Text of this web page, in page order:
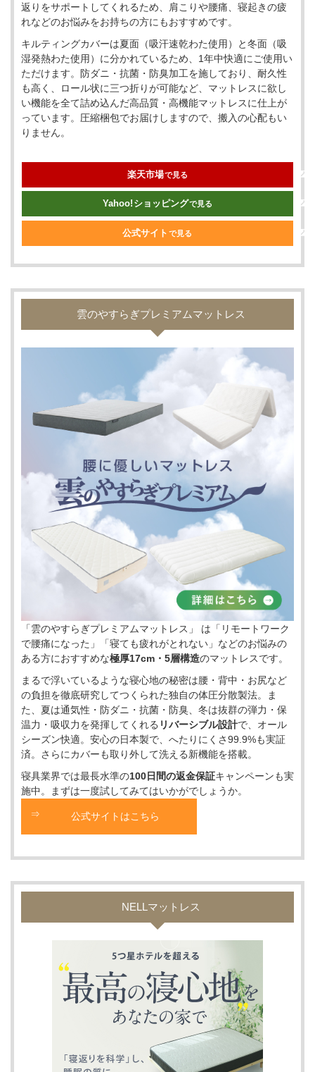
返りをサポートしてくれるため、肩こりや腰痛、寝起きの疲
れなどのお悩みをお持ちの方にもおすすめです。
キルティングカバーは夏面（吸汗速乾わた使用）と冬面（吸
湿発熱わた使用）に分かれているため、1年中快適にご使用い
ただけます。防ダニ・抗菌・防臭加工を施しており、耐久性
も高く、ロール状に三つ折りが可能など、マットレスに欲し
い機能を全て詰め込んだ高品質・高機能マットレスに仕上が
っています。圧縮梱包でお届けしますので、搬入の心配もい
りません。
楽天市場で見る
Yahoo! ショッピングで見る
公式サイト で見る
雲のやすらぎプレミアムマットレス
「雲のやすらぎプレミアムマットレス」 は「リモートワーク
で腰痛になった」「寝ても疲れがとれない」などのお悩みの
ある方におすすめな極厚17cm・5層構造のマットレスです。
まるで浮いているような寝心地の秘密は腰・背中・お尻など
の負担を徹底研究してつくられた独自の体圧分散製法。ま
た、夏は通気性・防ダニ・抗菌・防臭、冬は抜群の弾力・保
温力・吸収力を発揮してくれる リバーシブル設計で、オール
シーズン快適。安心の日本製で、へたりにくさ99.9%も実証
済。さらにカバーも取り外して洗える新機能を搭載。
寝具業界では最長水準の100日間の返金保証キャンペーンも実
施中。まずは一度試してみてはいかがでしょうか。
公式サイトはこちら
NELLマットレス